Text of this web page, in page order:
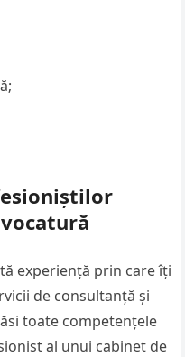
experiență prin care îți
de consultanță și
toate competențele
al unui cabinet de